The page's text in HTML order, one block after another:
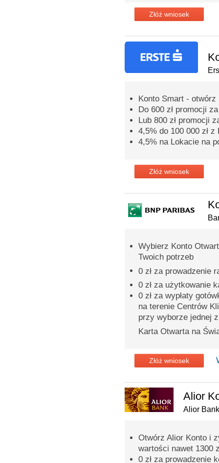
Złóż wniosek
Konto Smart -
Do 600 zł promocji
Lub 800 zł promocji
4,5% do 100 000 zł
4,5% na Lokacie na
Złóż wniosek
Wybierz Konto
Twoich potrzeb
0 zł za prowadzenie
0 zł za użytkowanie
0 zł za wypłaty
na terenie Centrów
przy wyborze jednej
Karta Otwarta na
Złóż wniosek
Alior
Alior Bank
Otwórz Alior Konto i
wartości nawet 1300
0 zł za prowadzenie